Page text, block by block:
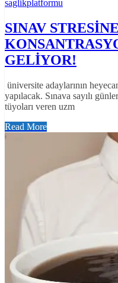
saglikplatformu
SINAV
GELİYOR!
üniversite adaylarının
yapılacak. Sınava sayılı
tüyoları veren uzm
Read More